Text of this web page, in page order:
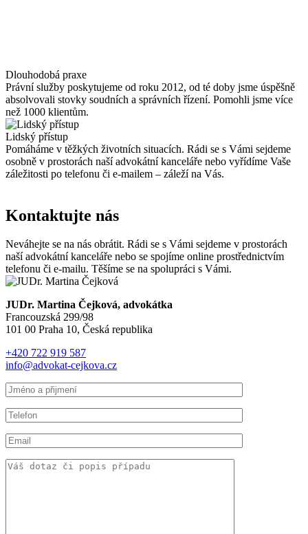
Dlouhodobá praxe
Právní služby poskytujeme od roku 2012, od té doby jsme úspěšně
absolvovali stovky soudních a správních řízení. Pomohli jsme více
než 1000 klientům.
Lidský přístup
Pomáháme v těžkých životních situacích. Rádi se s Vámi sejdeme
osobně v prostorách naší advokátní kanceláře nebo vyřídíme Vaše
záležitosti po telefonu či e-mailem – záleží na Vás.
Kontaktujte nás
Neváhejte se na nás obrátit. Rádi se s Vámi sejdeme v prostorách
naší advokátní kanceláře nebo se spojíme online prostřednictvím
telefonu či e-mailu. Těšíme se na spolupráci s Vámi.
JUDr. Martina Čejková, advokátka
Francouzská 299/98
101 00 Praha 10, Česká republika
+420 722 919 587
info@advokat-cejkova.cz